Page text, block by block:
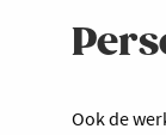
Ook de